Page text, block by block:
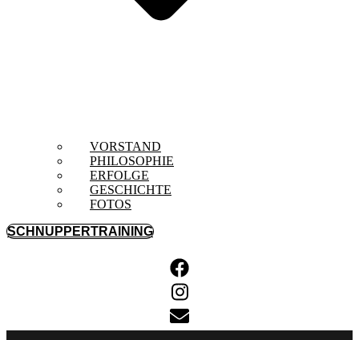
VORSTAND
PHILOSOPHIE
ERFOLGE
GESCHICHTE
FOTOS
SCHNUPPERTRAINING